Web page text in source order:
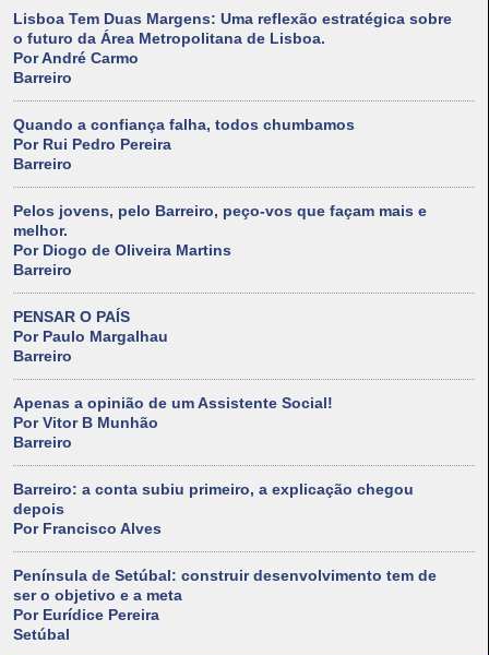
Lisboa Tem Duas Margens: Uma reflexão estratégica sobre
o futuro da Área Metropolitana de Lisboa.
Por André Carmo
Barreiro
Quando a confiança falha, todos chumbamos
Por Rui Pedro Pereira
Barreiro
Pelos jovens, pelo Barreiro, peço-vos que façam mais e
melhor.
Por Diogo de Oliveira Martins
Barreiro
PENSAR O PAÍS
Por Paulo Margalhau
Barreiro
Apenas a opinião de um Assistente Social!
Por Vitor B Munhão
Barreiro
Barreiro: a conta subiu primeiro, a explicação chegou
depois
Por Francisco Alves
Península de Setúbal: construir desenvolvimento tem de
ser o objetivo e a meta
Por Eurídice Pereira
Setúbal